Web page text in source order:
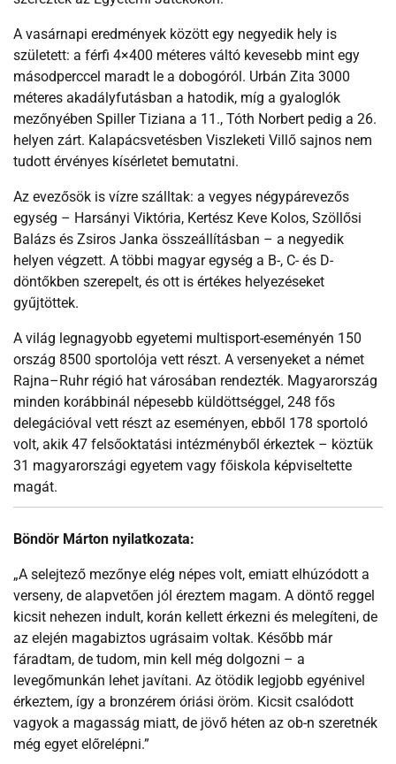
A vasárnapi eredmények között egy negyedik hely is
született: a férfi 4×400 méteres váltó kevesebb mint egy
másodperccel maradt le a dobogóról. Urbán Zita 3000
méteres akadályfutásban a hatodik, míg a gyaloglók
mezőnyében Spiller Tiziana a 11., Tóth Norbert pedig a 26.
helyen zárt. Kalapácsvetésben Viszleketi Villő sajnos nem
tudott érvényes kísérletet bemutatni.
Az evezősök is vízre szálltak: a vegyes négypárevezős
egység – Harsányi Viktória, Kertész Keve Kolos, Szöllősi
Balázs és Zsiros Janka összeállításban – a negyedik
helyen végzett. A többi magyar egység a B-, C- és D-
döntőkben szerepelt, és ott is értékes helyezéseket
gyűjtöttek.
A világ legnagyobb egyetemi multisport-eseményén 150
ország 8500 sportolója vett részt. A versenyeket a német
Rajna–Ruhr régió hat városában rendezték. Magyarország
minden korábbinál népesebb küldöttséggel, 248 fős
delegációval vett részt az eseményen, ebből 178 sportoló
volt, akik 47 felsőoktatási intézményből érkeztek – köztük
31 magyarországi egyetem vagy főiskola képviseltette
magát.
Böndör Márton nyilatkozata:
„A selejtező mezőnye elég népes volt, emiatt elhúzódott a
verseny, de alapvetően jól éreztem magam. A döntő reggel
kicsit nehezen indult, korán kellett érkezni és melegíteni, de
az elején magabiztos ugrásaim voltak. Később már
fáradtam, de tudom, min kell még dolgozni – a
levegőmunkán lehet javítani. Az ötödik legjobb egyénivel
érkeztem, így a bronzérem óriási öröm. Kicsit csalódott
vagyok a magasság miatt, de jövő héten az ob-n szeretnék
még egyet előrelépni.”